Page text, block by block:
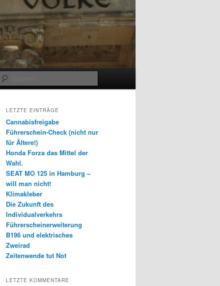
LETZTE EINTRÄGE
Cannabisfreigabe
Führerschein-Check (nicht nur
für Ältere!)
Honda Forza das Mittel der
Wahl.
SEAT MO 125 in Hamburg –
will man nicht!
Klimakleber
Die Zukunft des
Individualverkehrs
Führerscheinerweiterung
B196 und elektrisches
Zweirad
Zeitenwende tut Not
LETZTE KOMMENTARE